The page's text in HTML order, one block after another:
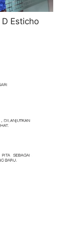
Esticho